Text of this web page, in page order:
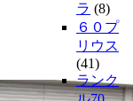
ラ (8)
６０プ
リウス
(41)
ランク